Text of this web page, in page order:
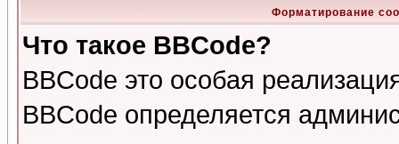
Форматирование
Что такое BBCode?
BBCode это особая
BBCode определяется